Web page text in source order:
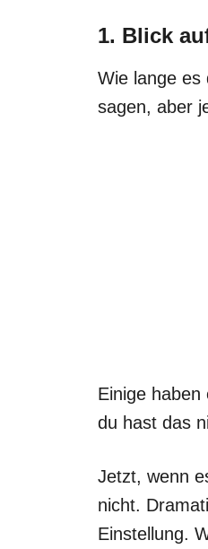
1. Blick
Wie lange es
sagen, aber
Einige
du hast das
Jetzt, wenn
nicht.
Einstellung.